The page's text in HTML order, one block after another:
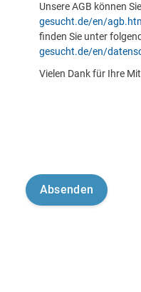
Unsere AGB können
gesucht.de/en/
finden Sie unter
gesucht.de/en/
Vielen Dank für Ihre